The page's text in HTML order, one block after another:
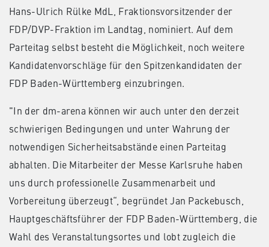
Hans-Ulrich Rülke MdL, Fraktionsvorsitzender der
FDP/DVP-Fraktion im Landtag, nominiert. Auf dem
Parteitag selbst besteht die Möglichkeit, noch weitere
Kandidatenvorschläge für den Spitzenkandidaten der
FDP Baden-Württemberg einzubringen.
"In der dm-arena können wir auch unter den derzeit
schwierigen Bedingungen und unter Wahrung der
notwendigen Sicherheitsabstände einen Parteitag
abhalten. Die Mitarbeiter der Messe Karlsruhe haben
uns durch professionelle Zusammenarbeit und
Vorbereitung überzeugt“, begründet Jan Packebusch,
Hauptgeschäftsführer der FDP Baden-Württemberg, die
Wahl des Veranstaltungsortes und lobt zugleich die